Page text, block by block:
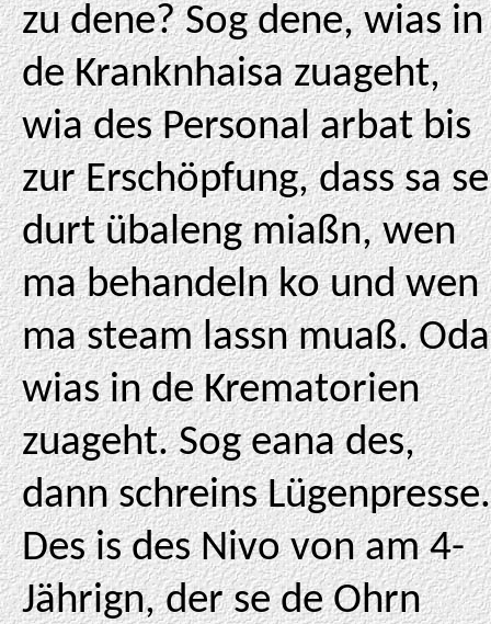
zu dene? Sog dene, wias in
de Kranknhaisa zuageht,
wia des Personal arbat bis
zur Erschöpfung, dass sa se
durt übaleng miaßn, wen
ma behandeln ko und wen
ma steam lassn muaß. Oda
wias in de Krematorien
zuageht. Sog eana des,
dann schreins Lügenpresse.
Des is des Nivo von am 4-
Jährign, der se de Ohrn